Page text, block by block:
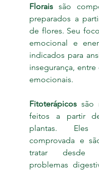
Florais são
preparados a
de flores. Seu
emocional e
indicados para
insegurança,
emocionais.
Fitoterápicos são
feitos a partir
plantas.
comprovada e
tratar desde
problemas